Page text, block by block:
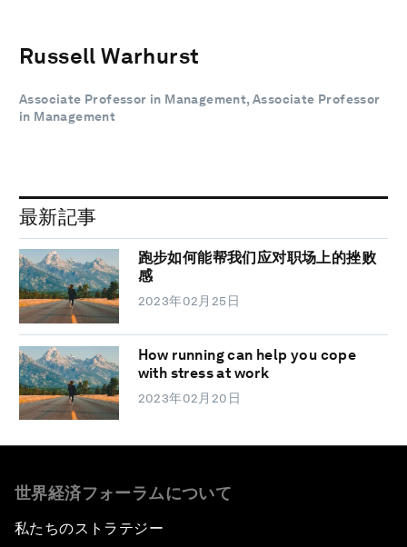
Russell Warhurst
Associate Professor in Management, Associate Professor
in Management
最新記事
跑步如何能帮我们应对职场上的挫败
感
2023年02月25日
How running can help you cope
with stress at work
2023年02月20日
世界経済フォーラムについて
私たちのストラテジー